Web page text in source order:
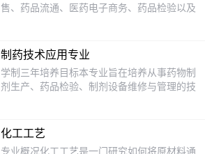
售、药品流通、医药电子商务、药品检验以及
商品学药用基础化学药理学药物化学医疗器械
商品学生药学市场营销会计基础GSP实施技术
社交礼仪公共关系药事法规药物制剂技术医药
商品学药品检验技术就业方向毕业后可在医药
制药技术应用专业
学制三年培养目标本专业旨在培养从事药物制
剂生产、药品检验、制剂设备维修与管理的技
析药事法规微生物人体解剖生理学医疗器械商
品学药物化学分析化学药用辅料药用植物基础
化工工艺
专业概况化工工艺是一门研究如何将原材料通